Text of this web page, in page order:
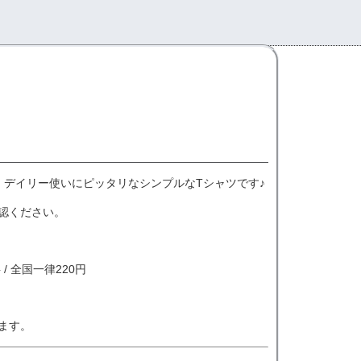
イリー使いにピッタリなシンプルなTシャツです♪
ください。
全国一律220円
す。